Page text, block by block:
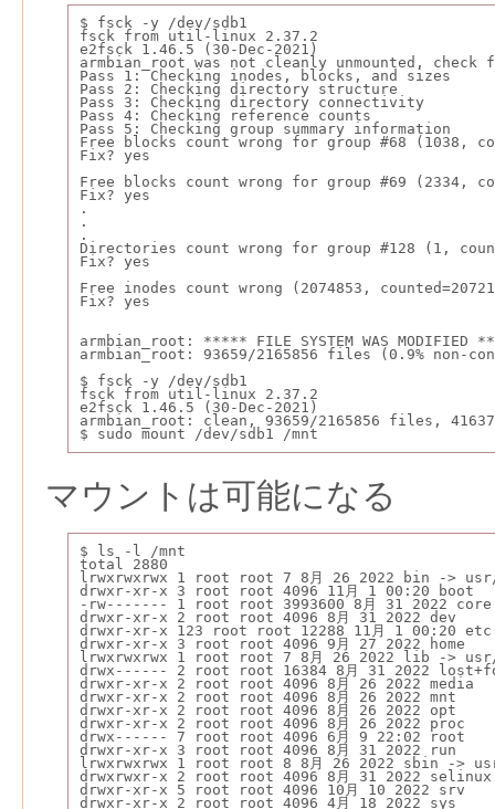
$ fsck -y /dev/sdb1
fsck from util-linux 2.37.2
e2fsck 1.46.5 (30-Dec-2021)
armbian_root was not cleanly unmounted, check
Pass 1: Checking inodes, blocks, and sizes
Pass 2: Checking directory structure
Pass 3: Checking directory connectivity
Pass 4: Checking reference counts
Pass 5: Checking group summary information
Free blocks count wrong for group #68 (1038,
Fix? yes
Free blocks count wrong for group #69 (2334,
Fix? yes
.
.
.
Directories count wrong for group #128 (1,
Fix? yes
Free inodes count wrong (2074853,
Fix? yes
armbian_root: ***** FILE SYSTEM WAS MODIFIED
armbian_root: 93659/2165856 files (0.9% non-
$ fsck -y /dev/sdb1
fsck from util-linux 2.37.2
e2fsck 1.46.5 (30-Dec-2021)
armbian_root: clean, 93659/2165856 files,
$ sudo mount /dev/sdb1 /mnt
マウントは可能になる
$ ls -l /mnt
total 2880
lrwxrwxrwx 1 root root 7 8月 26 2022 bin ->
drwxr-xr-x 3 root root 4096 11月 1 00:20 boot
-rw------- 1 root root 3993600 8月 31 2022
drwxr-xr-x 2 root root 4096 8月 31 2022 dev
drwxr-xr-x 123 root root 12288 11月 1 00:20 etc
drwxr-xr-x 3 root root 4096 9月 27 2022 home
lrwxrwxrwx 1 root root 7 8月 26 2022 lib ->
drwx------ 2 root root 16384 8月 31 2022
drwxr-xr-x 2 root root 4096 8月 26 2022 media
drwxr-xr-x 2 root root 4096 8月 26 2022 mnt
drwxr-xr-x 2 root root 4096 8月 26 2022 opt
drwxr-xr-x 2 root root 4096 8月 26 2022 proc
drwx------ 7 root root 4096 6月 9 22:02 root
drwxr-xr-x 3 root root 4096 8月 31 2022 run
lrwxrwxrwx 1 root root 8 8月 26 2022 sbin ->
drwxrwxr-x 2 root root 4096 8月 31 2022 selinux
drwxr-xr-x 5 root root 4096 10月 10 2022 srv
drwxr-xr-x 2 root root 4096 4月 18 2022 sys